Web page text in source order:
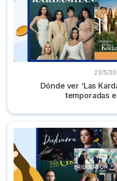
23/5/
Dónde ver ‘Las
temporadas
7 Series parecidas a 'Los